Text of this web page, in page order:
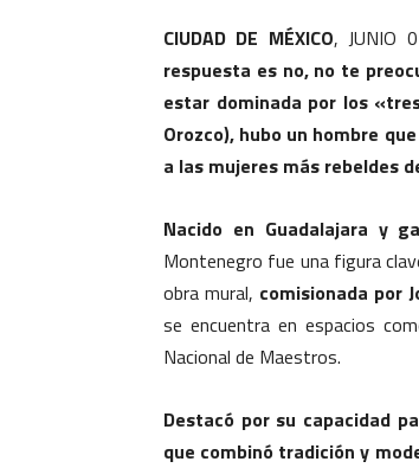
CIUDAD DE MÉXICO, JUNIO
respuesta es no, no te
estar dominada por los
Orozco), hubo un hombre
a las mujeres más rebeldes
Nacido en Guadalajara y
Montenegro fue una figura
obra mural, comisionada por
se encuentra en espacios
Nacional de Maestros.
Destacó por su capacidad
que combinó tradición y